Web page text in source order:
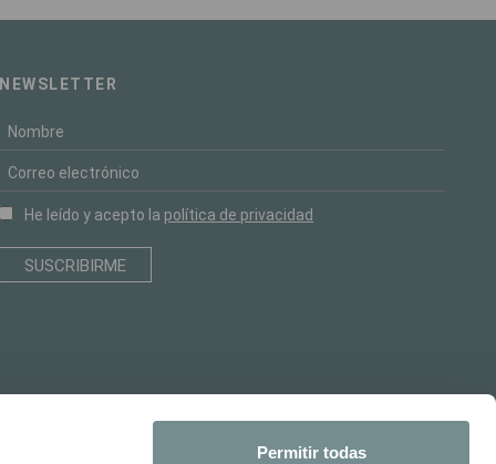
Permitir todas
NEWSLETTER
He leído y acepto la política de privacidad